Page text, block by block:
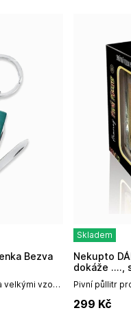
velkými vzory
Skladem
Pivní půllitr
nehledejte!
Nekupto DÁRKOVÝ PŮLLITR - VELBLOUD
dokáže ....,
299 Kč